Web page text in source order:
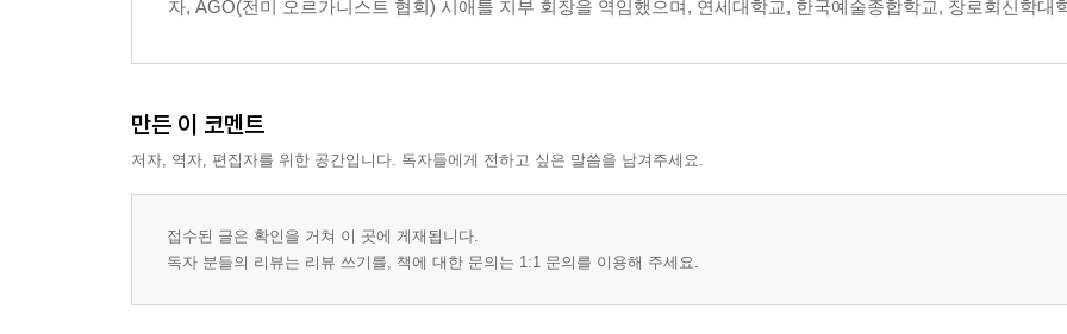
3. 변화의 시대
4) 다른 작품에 비친 브람스의 신앙관
5) 브람스의 신앙 논쟁
6) 브람스가 바꾼 레퀴엠의 중심축
4. 레퀴엠의 초연
5. 레퀴엠의 악장별 이해
자, AGO(전미 오르가니스트 협회) 시애틀 지부 회장을 역임했으며, 연세대학교, 한국예술종합학교, 장로회신학대
만든 이 코멘트
저자, 역자, 편집자를 위한 공간입니다. 독자들에게 전하고 싶은 말씀을 남겨주세요.
접수된 글은 확인을 거쳐 이 곳에 게재됩니다.
독자 분들의 리뷰는 리뷰 쓰기를, 책에 대한 문의는 1:1 문의를 이용해 주세요.